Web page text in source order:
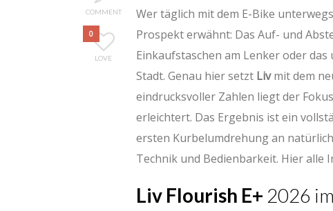
COMMENT
0
LOVE
Wer täglich mit dem E-Bike
Prospekt erwähnt: Das Auf- und
Einkaufstaschen am Lenker oder
Stadt. Genau hier setzt Livmit dem
eindrucksvoller Zahlen liegt der
erleichtert. Das Ergebnis ist ein
ersten Kurbelumdrehung an
Technik und Bedienbarkeit. Hier alle
Liv Flourish E+ 2026